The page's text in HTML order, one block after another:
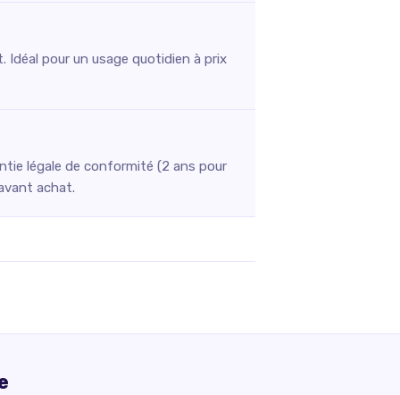
pour un usage quotidien à prix
légale de conformité (2 ans pour
achat.